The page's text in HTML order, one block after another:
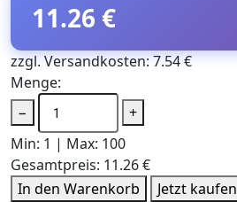
11.26 €
zzgl. Versandkosten: 7.54 €
Menge:
−
+
Min: 1 | Max: 100
Gesamtpreis: 11.26 €
In den Warenkorb
Jetzt kaufen